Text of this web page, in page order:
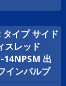
NSF、cUPC、
世界中でビジネ
ポートしていま
求に応じてカス
、G 1/2、および
イプ サイド
スレッド
出
インバルブ